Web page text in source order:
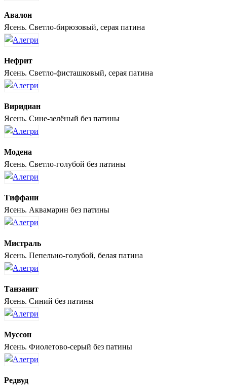
Авалон
Ясень. Светло-бирюзовый, серая патина
Нефрит
Ясень. Светло-фисташковый, серая патина
Виридиан
Ясень. Сине-зелёный без патины
Модена
Ясень. Светло-голубой без патины
Тиффани
Ясень. Аквамарин без патины
Мистраль
Ясень. Пепельно-голубой, белая патина
Танзанит
Ясень. Синий без патины
Муссон
Ясень. Фиолетово-серый без патины
Редвуд